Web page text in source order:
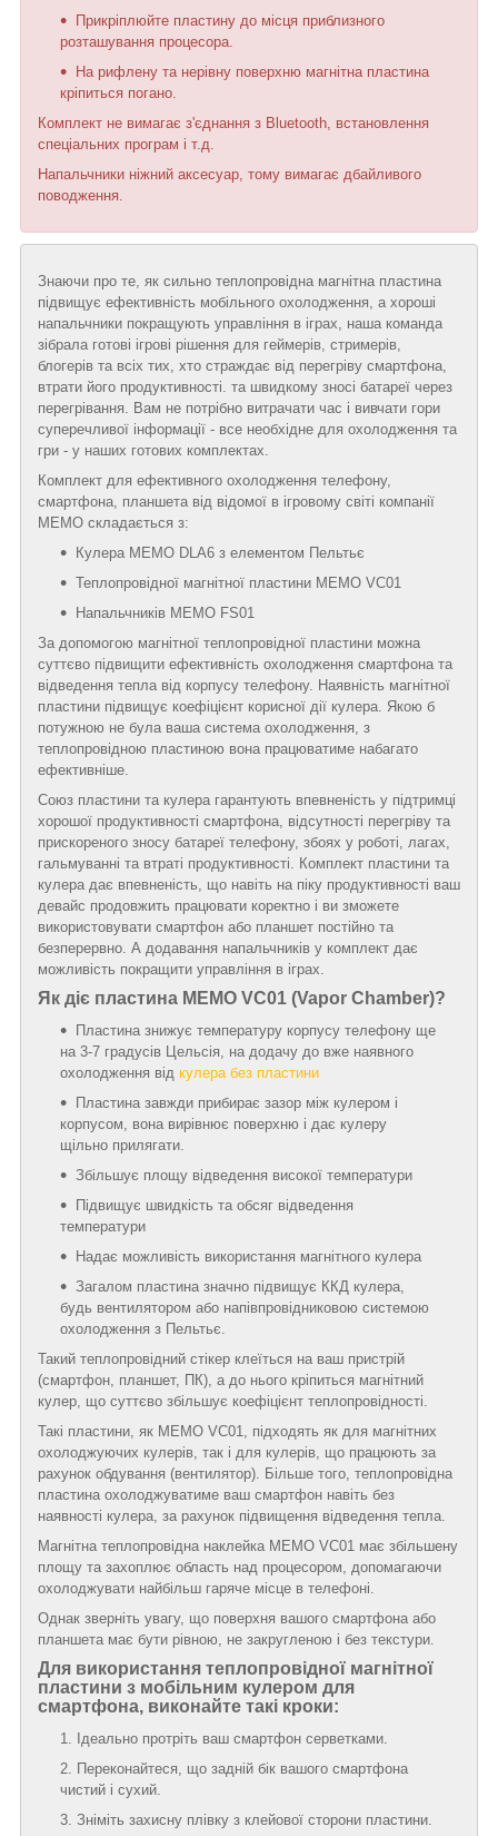
Прикріплюйте пластину до місця приблизного
розташування процесора.
На рифлену та нерівну поверхню магнітна пластина
кріпиться погано.
Комплект не вимагає з'єднання з Bluetooth, встановлення
спеціальних програм і т.д.
Напальчники ніжний аксесуар, тому вимагає дбайливого
поводження.
Знаючи про те, як сильно теплопровідна магнітна пластина
підвищує ефективність мобільного охолодження, а хороші
напальчники покращують управління в іграх, наша команда
зібрала готові ігрові рішення для геймерів, стримерів,
блогерів та всіх тих, хто страждає від перегріву смартфона,
втрати його продуктивності. та швидкому зносі батареї через
перегрівання. Вам не потрібно витрачати час і вивчати гори
суперечливої інформації - все необхідне для охолодження та
гри - у наших готових комплектах.
Комплект для ефективного охолодження телефону,
смартфона, планшета від відомої в ігровому світі компанії
MEMO складається з:
Кулера MEMO DLA6 з елементом Пельтьє
Теплопровідної магнітної пластини MEMO VC01
Напальчників MEMO FS01
За допомогою магнітної теплопровідної пластини можна
суттєво підвищити ефективність охолодження смартфона та
відведення тепла від корпусу телефону. Наявність магнітної
пластини підвищує коефіцієнт корисної дії кулера. Якою б
потужною не була ваша система охолодження, з
теплопровідною пластиною вона працюватиме набагато
ефективніше.
Союз пластини та кулера гарантують впевненість у підтримці
хорошої продуктивності смартфона, відсутності перегріву та
прискореного зносу батареї телефону, збоях у роботі, лагах,
гальмуванні та втраті продуктивності. Комплект пластини та
кулера дає впевненість, що навіть на піку продуктивності ваш
девайс продовжить працювати коректно і ви зможете
використовувати смартфон або планшет постійно та
безперервно. А додавання напальчників у комплект дає
можливість покращити управління в іграх.
Як діє пластина MEMO VC01 (Vapor Chamber)?
Пластина знижує температуру корпусу телефону ще
на 3-7 градусів Цельсія, на додачу до вже наявного
охолодження від кулера без пластини
Пластина завжди прибирає зазор між кулером і
корпусом, вона вирівнює поверхню і дає кулеру
щільно прилягати.
Збільшує площу відведення високої температури
Підвищує швидкість та обсяг відведення
температури
Надає можливість використання магнітного кулера
Загалом пластина значно підвищує ККД кулера,
будь вентилятором або напівпровідниковою системою
охолодження з Пельтьє.
Такий теплопровідний стікер клеїться на ваш пристрій
(смартфон, планшет, ПК), а до нього кріпиться магнітний
кулер, що суттєво збільшує коефіцієнт теплопровідності.
Такі пластини, як MEMO VC01, підходять як для магнітних
охолоджуючих кулерів, так і для кулерів, що працюють за
рахунок обдування (вентилятор). Більше того, теплопровідна
пластина охолоджуватиме ваш смартфон навіть без
наявності кулера, за рахунок підвищення відведення тепла.
Магнітна теплопровідна наклейка MEMO VC01 має збільшену
площу та захоплює область над процесором, допомагаючи
охолоджувати найбільш гаряче місце в телефоні.
Однак зверніть увагу, що поверхня вашого смартфона або
планшета має бути рівною, не закругленою і без текстури.
Для використання теплопровідної магнітної
пластини з мобільним кулером для
смартфона, виконайте такі кроки:
Ідеально протріть ваш смартфон серветками.
Переконайтеся, що задній бік вашого смартфона
чистий і сухий.
Зніміть захисну плівку з клейової сторони пластини.